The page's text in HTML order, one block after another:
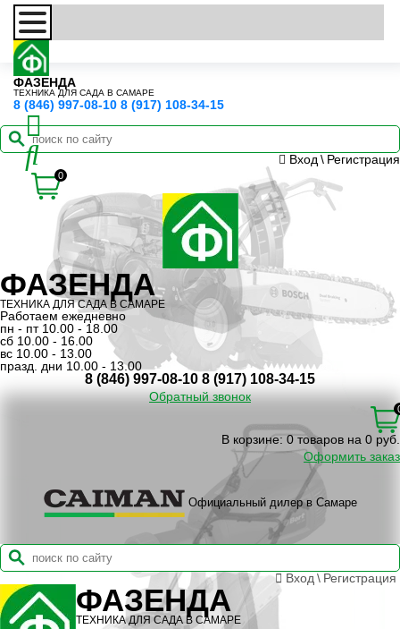
ФАЗЕНДА
ТЕХНИКА ДЛЯ САДА В САМАРЕ
8 (846) 997-08-10 8 (917) 108-34-15
0
Вход \ Регистрация
ФАЗЕНДА
ТЕХНИКА ДЛЯ САДА В САМАРЕ
Работаем ежедневно
пн - пт 10.00 - 18.00
сб 10.00 - 16.00
вс 10.00 - 13.00
празд. дни 10.00 - 13.00
8 (846) 997-08-10 8 (917) 108-34-15
Обратный звонок
В корзине: 0 товаров на 0 руб.
Оформить заказ
Официальный дилер в Самаре
Вход \ Регистрация
ФАЗЕНДА
ТЕХНИКА ДЛЯ САДА В САМАРЕ